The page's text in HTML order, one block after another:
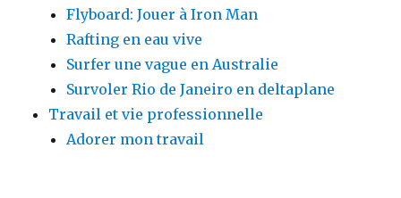
Flyboard: Jouer à Iron Man
Rafting en eau vive
Surfer une vague en Australie
Survoler Rio de Janeiro en deltaplane
Travail et vie professionnelle
Adorer mon travail